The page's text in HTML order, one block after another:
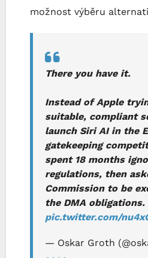
možnost výběru
There you have it.
Instead of Apple
suitable, compliant
launch Siri AI in the
gatekeeping
spent 18 months
regulations, then
Commission to be
the DMA obligations.
pic.twitter.com/
— Oskar Groth